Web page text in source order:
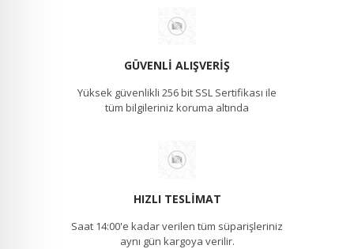
GÜVENLI ALIŞVERIŞ
Yüksek güvenlikli 256 bit SSL Sertifikası ile
tüm bilgileriniz koruma altında
HIZLI TESLIMAT
Saat 14:00'e kadar verilen tüm süparişleriniz
aynı gün kargoya verilir.